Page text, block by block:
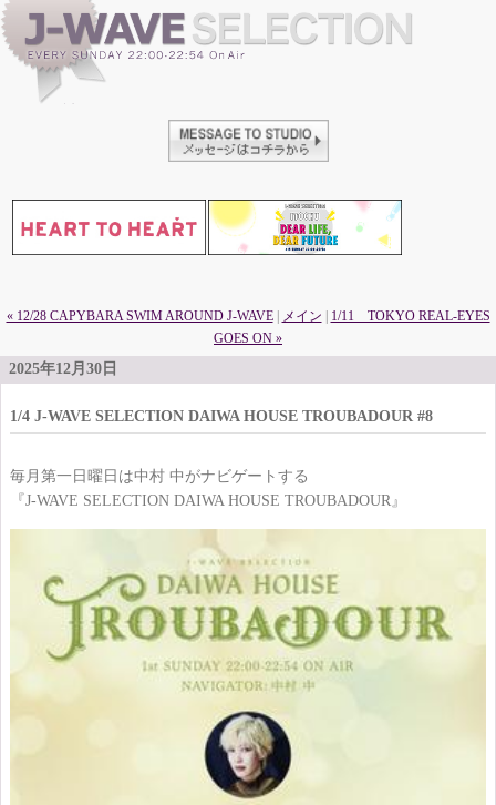
« 12/28 CAPYBARA SWIM AROUND J-WAVE| メイン
1/11 TOKYO REAL-EYES
GOES ON »
2025年12月30日
1/4 J-WAVE SELECTION DAIWA HOUSE TROUBADOUR #8
毎月第一日曜日は中村 中がナビゲートする
『J-WAVE SELECTION DAIWA HOUSE TROUBADOUR』